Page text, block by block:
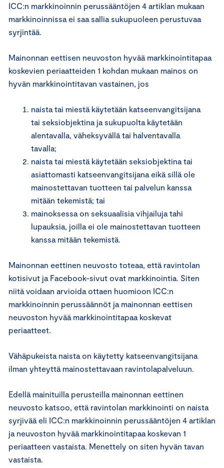
ICC:n markkinoinnin perussääntöjen 4 artiklan mukaan
markkinoinnissa ei saa sallia sukupuoleen perustuvaa
syrjintää.
Mainonnan eettisen neuvoston hyvää markkinointitapaa
koskevien periaatteiden 1 kohdan mukaan mainos on
hyvän markkinointitavan vastainen, jos
naista tai miestä käytetään katseenvangitsijana
tai seksiobjektina ja sukupuolta käytetään
alentavalla, väheksyvällä tai halventavalla
tavalla;
naista tai miestä käytetään seksiobjektina tai
asiattomasti katseenvangitsijana eikä sillä ole
mainostettavan tuotteen tai palvelun kanssa
mitään tekemistä; tai
mainoksessa on seksuaalisia vihjailuja tahi
lupauksia, joilla ei ole mainostettavan tuotteen
kanssa mitään tekemistä.
Mainonnan eettinen neuvosto toteaa, että ravintolan
kotisivut ja Facebook-sivut ovat markkinointia. Siten
niitä voidaan arvioida ottaen huomioon ICC:n
markkinoinnin perussäännöt ja mainonnan eettisen
neuvoston hyvää markkinointitapaa koskevat
periaatteet.
Vähäpukeista naista on käytetty katseenvangitsijana
ilman yhteyttä mainostettavaan ravintolapalveluun.
Edellä mainituilla perusteilla mainonnan eettinen
neuvosto katsoo, että ravintolan markkinointi on naista
syrjivää eli ICC:n markkinoinnin perussääntöjen 4 artiklan
ja neuvoston hyvää markkinointitapaa koskevan 1
periaatteen vastaista. Menettely on siten hyvän tavan
vastaista.